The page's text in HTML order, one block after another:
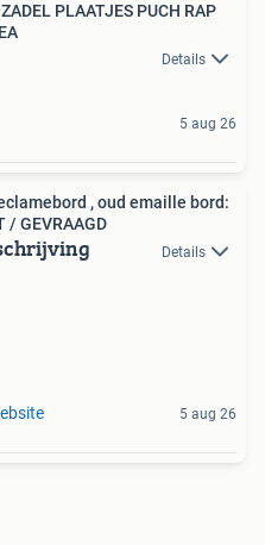
PLAATJES PUCH RAP
Details
5 aug 26
, oud emaille bord:
/ GEVRAAGD
Details
5 aug 26